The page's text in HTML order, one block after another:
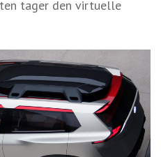
tager den virtuelle